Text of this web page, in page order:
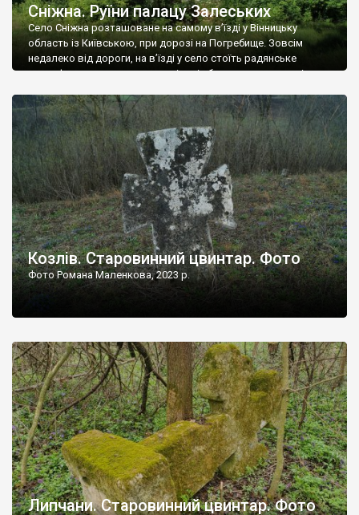
Сніжна. Руїни палацу Залеських
Село Сніжна розташоване на самому в’їзді у Вінницьку
область із Київською, при дорозі на Погребище. Зовсім
недалеко від дороги, на в’їзді у село стоїть радянське
рельєфне пано, яке показує жінку і яблуню, а трохи далі, десь
не видно, але видно дві стареньких колії у траві – […]
Козлів. Старовинний цвинтар. Фото
Фото Романа Маленкова, 2023 р.
Липчани. Старовинний цвинтар. Фото